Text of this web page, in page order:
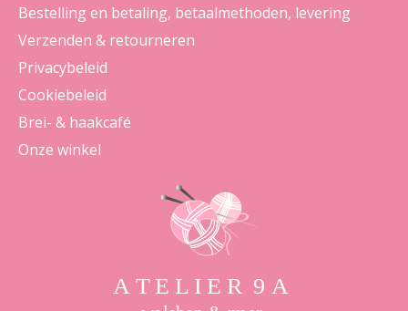
Bestelling en betaling, betaalmethoden, levering
Verzenden & retourneren
Privacybeleid
Cookiebeleid
Brei- & haakcafé
Onze winkel